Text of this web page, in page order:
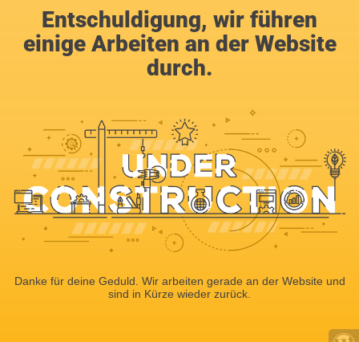
Entschuldigung, wir führen
einige Arbeiten an der Website
durch.
Danke für deine Geduld. Wir arbeiten gerade an der Website und
sind in Kürze wieder zurück.